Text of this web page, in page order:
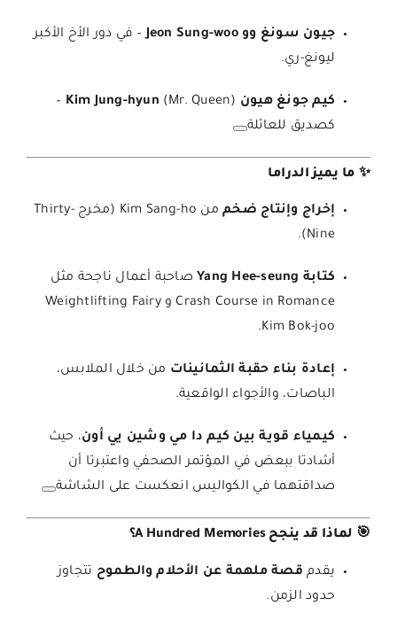
جيون سونغ وو Jeon Sung-woo
– في دور الأخ الأكبر
ليونغ-ري.
كيم جونغ هيون Kim Jung-hyun
(Mr. Queen) –
كصديق للعائلة
✨ ما يميز الدراما
إخراج وإنتاج ضخم
من Kim Sang-ho (مخرج Thirty-
Nine).
كتابة Yang Hee-seung
صاحبة أعمال ناجحة مثل
Crash Course in Romance و Weightlifting Fairy
Kim Bok-joo.
إعادة بناء حقبة الثمانينات من خلال الملابس،
الباصات، والأجواء الواقعية.
كيمياء قوية بين كيم دا مي وشين يي أون، حيث
أشادتا ببعض في المؤتمر الصحفي واعتبرتا أن
صداقتهما في الكواليس انعكست على الشاشة
🎯 لماذا قد ينجح A Hundred Memories؟
يقدم قصة ملهمة عن الأحلام والطموح تتجاوز
حدود الزمن.